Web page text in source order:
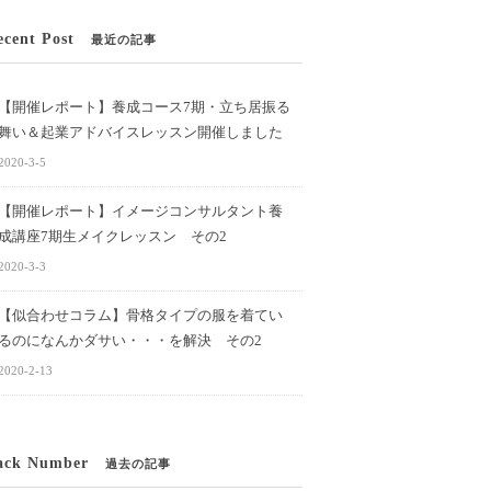
Post 最近の記事
開催レポート】養成コース7期・立ち居振る
い＆起業アドバイスレッスン開催しました
3-5
開催レポート】イメージコンサルタント養
講座7期生メイクレッスン その2
3-3
似合わせコラム】骨格タイプの服を着てい
のになんかダサい・・・を解決 その2
2-13
Number 過去の記事